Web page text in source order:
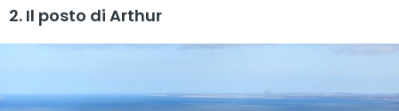
2. Il posto di Arthur